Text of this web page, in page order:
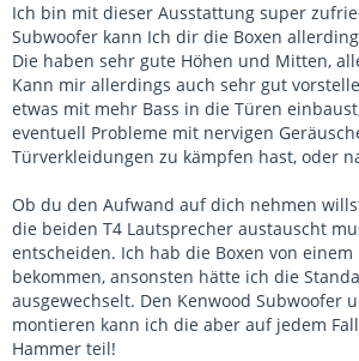
Ich bin mit dieser Ausstattung super
Subwoofer kann Ich dir die Boxen
Die haben sehr gute Höhen und Mitten,
Kann mir allerdings auch sehr gut
etwas mit mehr Bass in die Türen
eventuell Probleme mit nervigen
Türverkleidungen zu kämpfen hast, oder
Ob du den Aufwand auf dich nehmen
die beiden T4 Lautsprecher austauscht
entscheiden. Ich hab die Boxen von
bekommen, ansonsten hätte ich die
ausgewechselt. Den Kenwood Subwoofer
montieren kann ich die aber auf jedem
Hammer teil!